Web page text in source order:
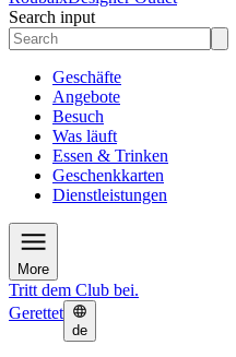
Search input
Geschäfte
Angebote
Besuch
Was läuft
Essen & Trinken
Geschenkkarten
Dienstleistungen
More
Tritt dem Club bei.
Gerettet
de